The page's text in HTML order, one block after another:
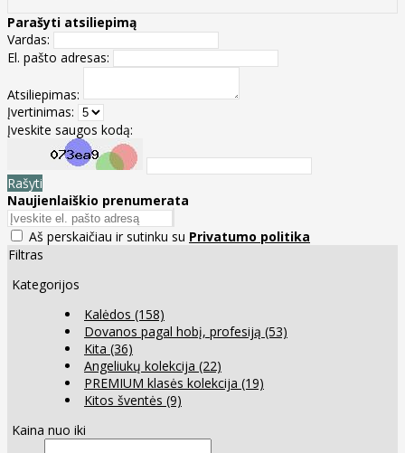
Parašyti atsiliepimą
Vardas:
El. pašto adresas:
Atsiliepimas:
Įvertinimas:
Įveskite saugos kodą:
Rašyti
Naujienlaiškio prenumerata
Aš perskaičiau ir sutinku su Privatumo politika
Filtras
Kategorijos
Kalėdos (158)
Dovanos pagal hobį, profesiją (53)
Kita (36)
Angeliukų kolekcija (22)
PREMIUM klasės kolekcija (19)
Kitos šventės (9)
Kaina nuo iki